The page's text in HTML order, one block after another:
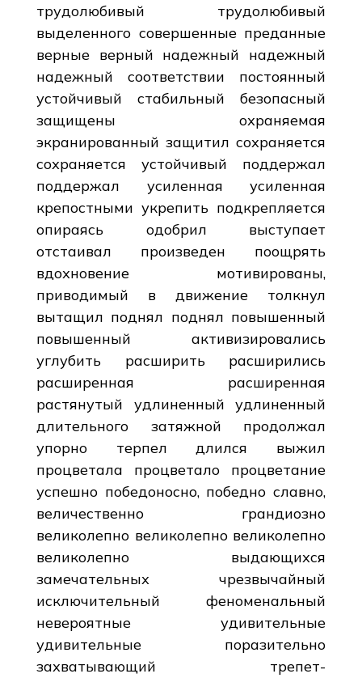
трудолюбивый трудолюбивый
выделенного совершенные преданные
верные верный надежный надежный
надежный соответствии постоянный
устойчивый стабильный безопасный
защищены охраняемая
экранированный защитил сохраняется
сохраняется устойчивый поддержал
поддержал усиленная усиленная
крепостными укрепить подкрепляется
опираясь одобрил выступает
отстаивал произведен поощрять
вдохновение мотивированы,
приводимый в движение толкнул
вытащил поднял поднял повышенный
повышенный активизировались
углубить расширить расширились
расширенная расширенная
растянутый удлиненный удлиненный
длительного затяжной продолжал
упорно терпел длился выжил
процветала процветало процветание
успешно победоносно, победно славно,
величественно грандиозно
великолепно великолепно великолепно
великолепно выдающихся
замечательных чрезвычайный
исключительный феноменальный
невероятные удивительные
удивительные поразительно
захватывающий трепет-